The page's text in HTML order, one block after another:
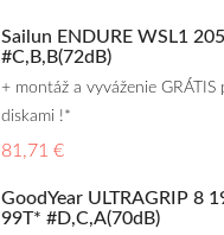
Sailun ENDURE WSL1
#C,B,B(72dB)
+ montáž a vyváženie
diskami !*
81,71 €
GoodYear ULTRAGRIP 8
99T* #D,C,A(70dB)